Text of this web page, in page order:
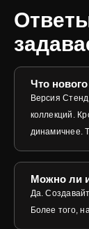
Что
Версия
коллекций.
динамичнее.
Можно ли
Да.
Более того,